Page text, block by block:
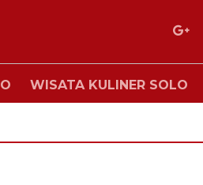
WISATA KULINER SOLO